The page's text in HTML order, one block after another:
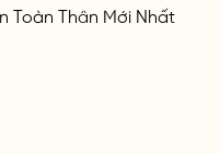
Toàn Thân Mới Nhất